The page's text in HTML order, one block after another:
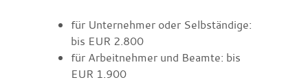
für Unternehmer oder Selbständige:
bis EUR 2.800
für Arbeitnehmer und Beamte: bis
EUR 1.900